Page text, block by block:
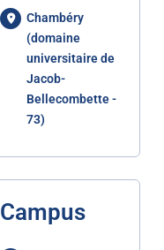
Chambéry
(domaine
universitaire de
Jacob-
Bellecombette -
73)
Campus